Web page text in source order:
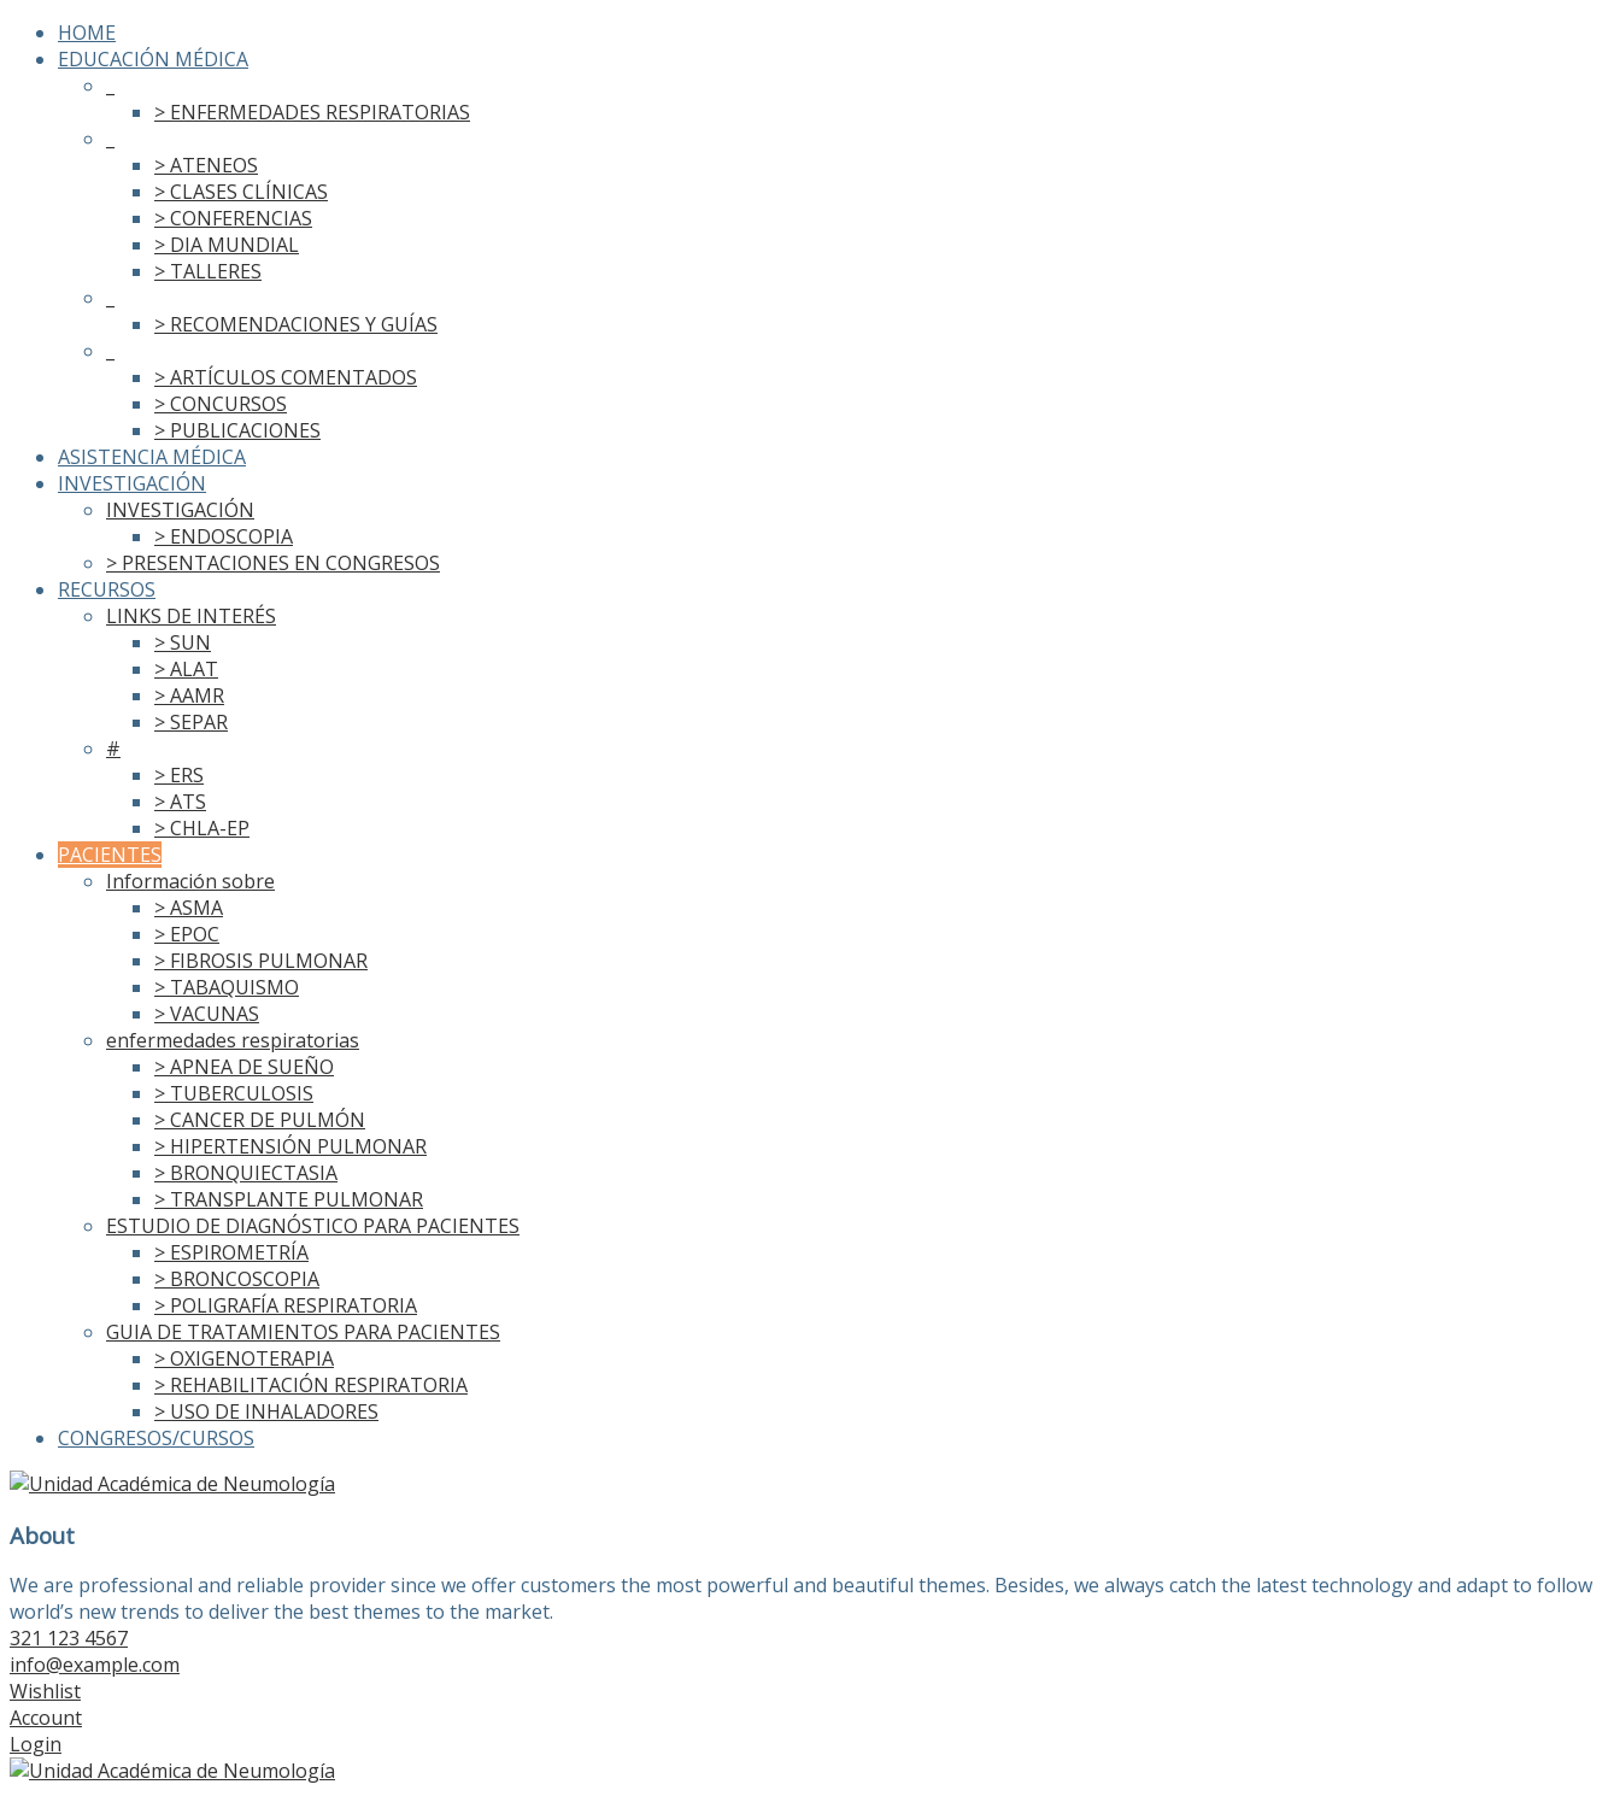
HOME
EDUCACIÓN MÉDICA
> ENFERMEDADES RESPIRATORIAS
> ATENEOS
> CLASES CLÍNICAS
> CONFERENCIAS
> DIA MUNDIAL
> TALLERES
> RECOMENDACIONES Y GUÍAS
> ARTÍCULOS COMENTADOS
> CONCURSOS
> PUBLICACIONES
ASISTENCIA MÉDICA
INVESTIGACIÓN
INVESTIGACIÓN
> ENDOSCOPIA
> PRESENTACIONES EN CONGRESOS
RECURSOS
LINKS DE INTERÉS
> SUN
> ALAT
> AAMR
> SEPAR
#
> ERS
> ATS
> CHLA-EP
PACIENTES
Información sobre
> ASMA
> EPOC
> FIBROSIS PULMONAR
> TABAQUISMO
> VACUNAS
enfermedades respiratorias
> APNEA DE SUEÑO
> TUBERCULOSIS
> CANCER DE PULMÓN
> HIPERTENSIÓN PULMONAR
> BRONQUIECTASIA
> TRANSPLANTE PULMONAR
ESTUDIO DE DIAGNÓSTICO PARA PACIENTES
> ESPIROMETRÍA
> BRONCOSCOPIA
> POLIGRAFÍA RESPIRATORIA
GUIA DE TRATAMIENTOS PARA PACIENTES
> OXIGENOTERAPIA
> REHABILITACIÓN RESPIRATORIA
> USO DE INHALADORES
CONGRESOS/CURSOS
About
We are professional and reliable provider since we offer customers the most powerful and beautiful themes. Besides, we always catch the latest technology and adapt to follow
world’s new trends to deliver the best themes to the market.
321 123 4567
info@example.com
Wishlist
Account
Login